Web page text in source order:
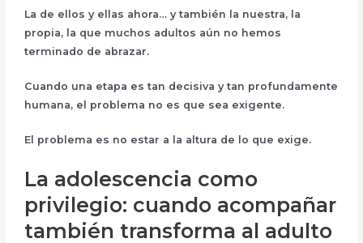
La de ellos y ellas ahora… y también la nuestra, la
propia, la que muchos adultos aún no hemos
terminado de abrazar.
Cuando una etapa es tan decisiva y tan profundamente
humana, el problema no es que sea exigente.
El problema es no estar a la altura de lo que exige.
La adolescencia como
privilegio: cuando acompañar
también transforma al adulto